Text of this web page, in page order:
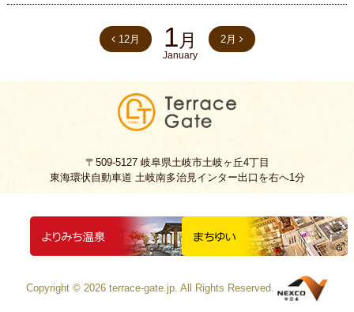
12月 1月
January
2月
〒509-5127 岐阜県土岐市土岐ヶ丘4丁目
東海環状自動車道 土岐南多治見インター出口を右へ1分
Copyright © 2026 terrace-gate.jp. All Rights Reserved.